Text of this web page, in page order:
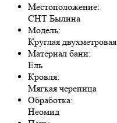
Местоположение:
СНТ Былина
Модель:
Круглая двухметровая
Материал бани:
Ель
Кровля:
Мягкая черепица
Обработка:
Неомид